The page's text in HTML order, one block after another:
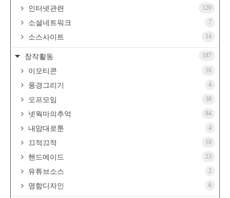
인터넷관련 120
소셜네트워크 7
소스사이트 14
창작활동 187
이모티콘 16
풍경그리기 4
오프모임 38
넷웍마의추억 84
내맘대로툰 4
끄적끄적 10
핸드메이드 23
유튜브소스 2
명함디자인 6